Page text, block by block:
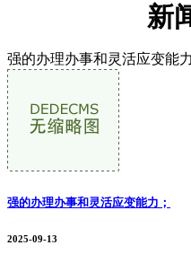
新
强的办理办事和灵活应变能力
强的办理办事和灵活应变能力；
2025-09-13